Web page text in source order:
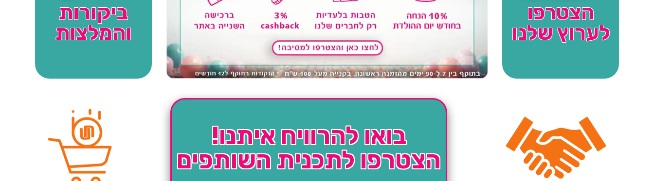
הצטרפו
לערוץ שלנו
ביקורות
והמלצות
בואו להרוויח איתנו!
הצטרפו לתכנית השותפים